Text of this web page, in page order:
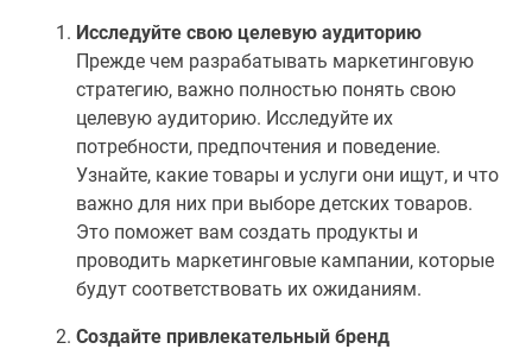
Исследуйте свою целевую аудиторию
Прежде чем разрабатывать маркетинговую
стратегию, важно полностью понять свою
целевую аудиторию. Исследуйте их
потребности, предпочтения и поведение.
Узнайте, какие товары и услуги они ищут, и что
важно для них при выборе детских товаров.
Это поможет вам создать продукты и
проводить маркетинговые кампании, которые
будут соответствовать их ожиданиям.
Создайте привлекательный бренд